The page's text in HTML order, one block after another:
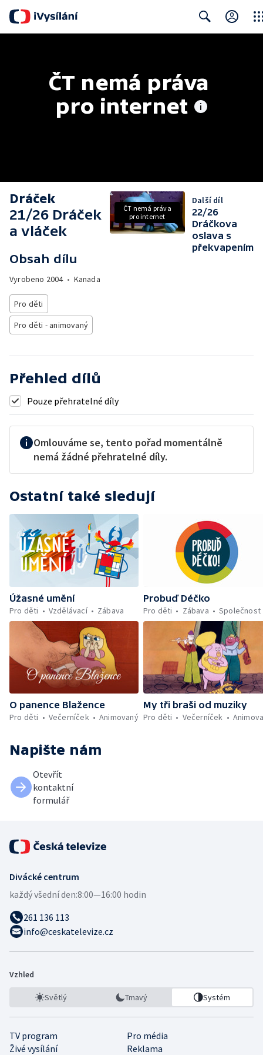
ČT nemá práva
pro internet
Dráček
21/26 Dráček
a vláček
Obsah dílu
Vyrobeno 2004• Kanada
Pro děti
Pro děti - animovaný
ČT nemá práva
pro internet
Další díl
22/26
Dráčkova
oslava s
překvapením
Přehled dílů
Pouze přehratelné díly
Omlouváme se, tento pořad momentálně
nemá žádné přehratelné díly.
Ostatní také sledují
Úžasné umění
Pro děti
Vzdělávací Zábava
Probuď Déčko
Pro děti
Zábava Společnost
O panence Blažence
Pro děti
Večerníček Animovaný
My tři braši od muziky
Pro děti
Večerníček
Napište nám
Otevřít
kontaktní
formulář
Divácké centrum
každý všední den:8:00—16:00 hodin
261 136 113
info@ceskatelevize.cz
Vzhled
Světlý Tmavý Systém
TV program
Pro média
Živé vysílání
Reklama